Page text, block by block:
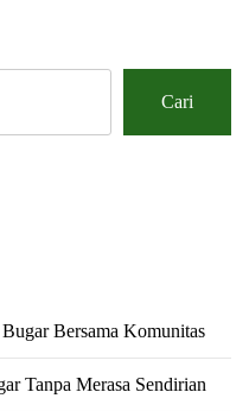
Cari
Bersama Komunitas
Tanpa Merasa Sendirian